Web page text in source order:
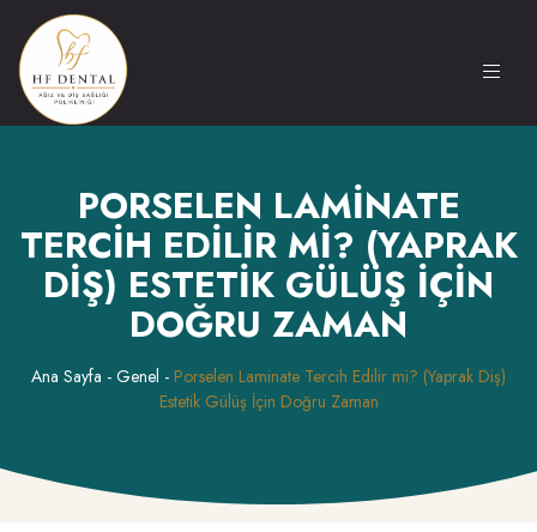
PORSELEN LAMINATE
TERCIH EDILIR MI? (YAPRAK
DIŞ) ESTETIK GÜLÜŞ İÇIN
DOĞRU ZAMAN
Ana Sayfa - Genel - Porselen Laminate Tercih Edilir mi? (Yaprak Diş)
Estetik Gülüş İçin Doğru Zaman